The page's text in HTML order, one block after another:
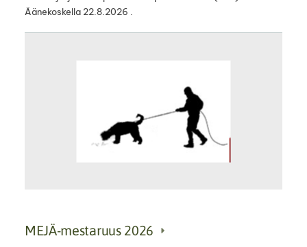
Äänekoskella 22.8.2026 .
MEJÄ-mestaruus 2026